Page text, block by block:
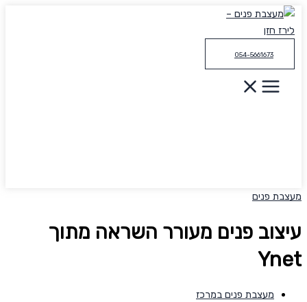
דילוג
לתוכן
054-5661673
מעצבת פנים
עיצוב פנים מעורר השראה מתוך
Ynet
מעצבת פנים במרכז